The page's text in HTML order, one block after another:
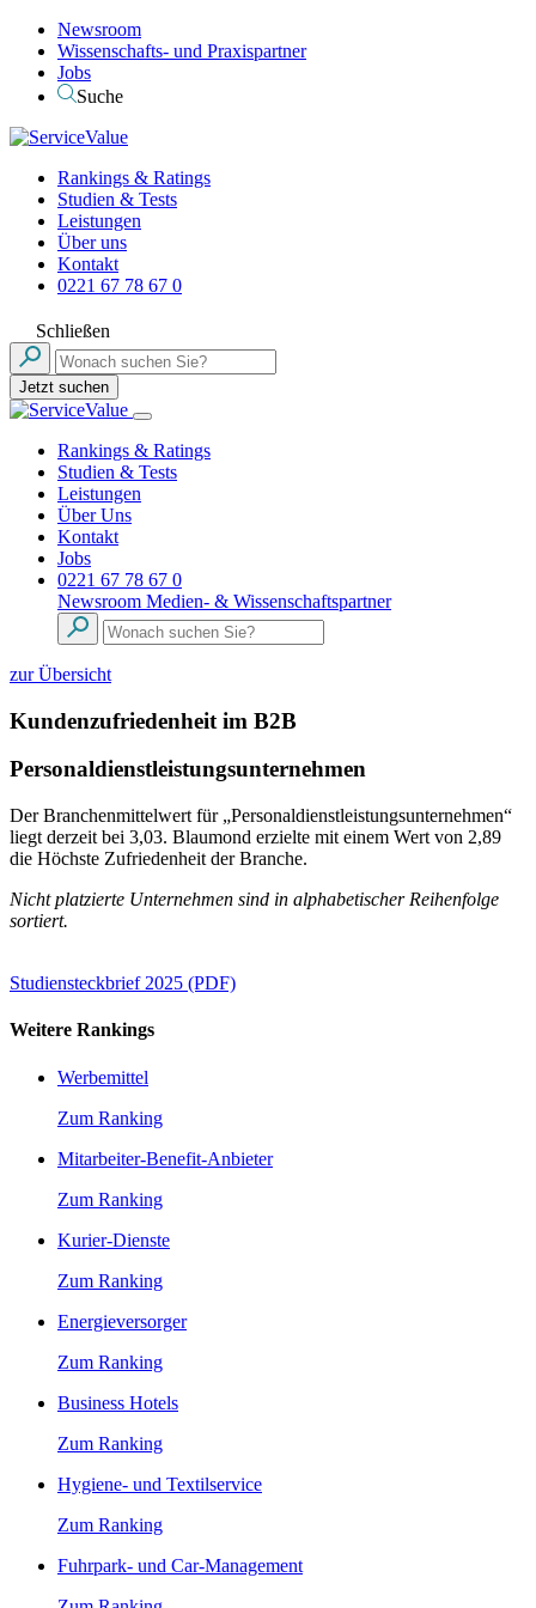
Newsroom
Wissenschafts- und Praxispartner
Jobs
Suche
Rankings & Ratings
Studien & Tests
Leistungen
Über uns
Kontakt
0221 67 78 67 0
Schließen
Jetzt suchen
Rankings & Ratings
Studien & Tests
Leistungen
Über Uns
Kontakt
Jobs
0221 67 78 67 0
Newsroom Medien- & Wissenschaftspartner
zur Übersicht
Kundenzufriedenheit im B2B
Personaldienstleistungsunternehmen
Der Branchenmittelwert für „Personaldienstleistungsunternehmen“
liegt derzeit bei 3,03. Blaumond erzielte mit einem Wert von 2,89
die Höchste Zufriedenheit der Branche.
Nicht platzierte Unternehmen sind in alphabetischer Reihenfolge
sortiert.
Studiensteckbrief 2025 (PDF)
Weitere Rankings
Werbemittel
Zum Ranking
Mitarbeiter-Benefit-Anbieter
Zum Ranking
Kurier-Dienste
Zum Ranking
Energieversorger
Zum Ranking
Business Hotels
Zum Ranking
Hygiene- und Textilservice
Zum Ranking
Fuhrpark- und Car-Management